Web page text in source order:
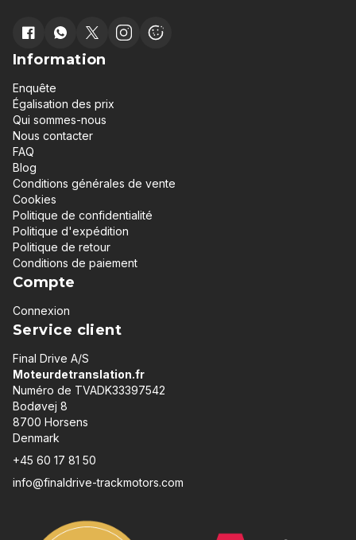
Information
Enquête
Égalisation des prix
Qui sommes-nous
Nous contacter
FAQ
Blog
Conditions générales de vente
Cookies
Politique de confidentialité
Politique d'expédition
Politique de retour
Conditions de paiement
Compte
Connexion
Service client
Final Drive A/S
Moteurdetranslation.fr
Numéro de TVADK33397542
Bodøvej 8
8700 Horsens
Denmark
+45 60 17 81 50
info@finaldrive-trackmotors.com